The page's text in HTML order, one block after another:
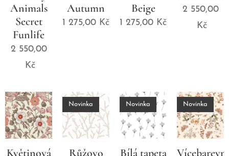
Animals
Secret
Funlife
2 550,00
Kč
Autumn
1 275,00 Kč
Beige
1 275,00 Kč
2 550,00
Kč
Květinová
Růžovo
Novinka
Bílá tapeta
Novinka Novinka